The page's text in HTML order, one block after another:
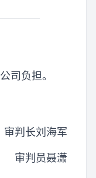
司负担。
审判长刘海军
审判员聂潇